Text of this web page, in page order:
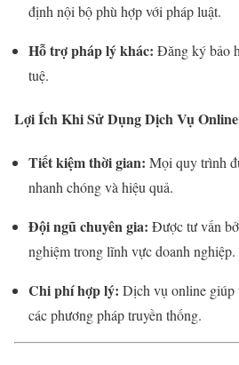
định nội bộ phù hợp với pháp luật.
Hỗ trợ pháp lý khác: Đăng ký bảo
tuệ.
Lợi Ích Khi Sử Dụng Dịch Vụ Online
Tiết kiệm thời gian: Mọi quy trình
nhanh chóng và hiệu quả.
Đội ngũ chuyên gia: Được tư vấn
nghiệm trong lĩnh vực doanh nghiệp.
Chi phí hợp lý: Dịch vụ online giúp
các phương pháp truyền thống.